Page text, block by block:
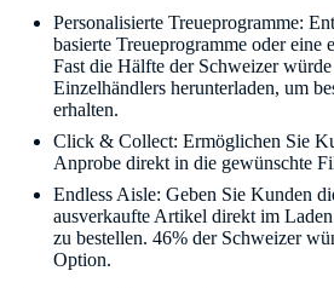
Personalisierte Treueprogramme:
basierte Treueprogramme oder eine
Fast die Hälfte der Schweizer
Einzelhändlers herunterladen, um
erhalten.
Click & Collect: Ermöglichen Sie
Anprobe direkt in die gewünschte
Endless Aisle: Geben Sie Kunden
ausverkaufte Artikel direkt im
zu bestellen. 46% der Schweizer
Option.